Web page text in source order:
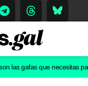
gafas que necesitas para